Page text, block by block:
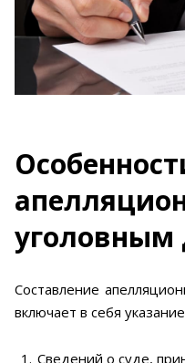
уголовным
Составление
включает в себя
Сведений о суде,